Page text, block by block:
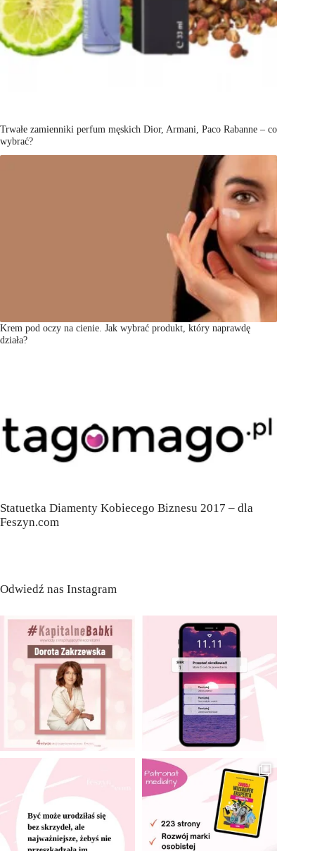
Trwałe zamienniki perfum męskich Dior, Armani, Paco Rabanne – co
wybrać?
Krem pod oczy na cienie. Jak wybrać produkt, który naprawdę
działa?
Statuetka Diamenty Kobiecego Biznesu 2017 – dla
Feszyn.com
Odwiedź nas Instagram